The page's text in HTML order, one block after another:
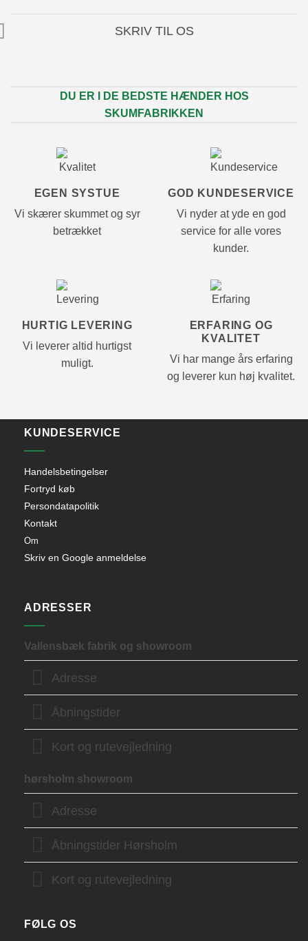
SKRIV TIL OS
DU ER I DE BEDSTE HÆNDER HOS
SKUMFABRIKKEN
EGEN SYSTUE
Vi skærer skummet og syr
betrækket
GOD KUNDESERVICE
Vi nyder at yde en god
service for alle vores
kunder.
HURTIG LEVERING
Vi leverer altid hurtigst
muligt.
ERFARING OG
KVALITET
Vi har mange års erfaring
og leverer kun høj kvalitet.
KUNDESERVICE
Handelsbetingelser
Fortryd køb
Persondatapolitik
Kontakt
Om
Skriv en Google anmeldelse
ADRESSER
Vallensbæk fabrik og showroom
Adresse
Åbningstider
Kort og rutevejledning
hørsholm showroom
Adresse
Åbningstider Hørsholm
Kort og rutevejledning
FØLG OS